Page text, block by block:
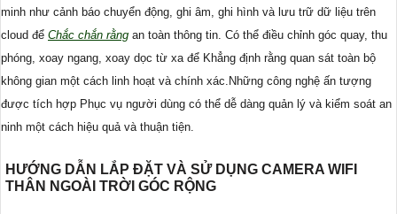
minh như cảnh báo chuyển động, ghi âm, ghi hình và lưu trữ dữ liệu trên
cloud để Chắc chắn rằng an toàn thông tin. Có thể điều chỉnh góc quay, thu
phóng, xoay ngang, xoay dọc từ xa để Khẳng định rằng quan sát toàn bộ
không gian một cách linh hoạt và chính xác.Những công nghệ ấn tượng
được tích hợp Phục vụ người dùng có thể dễ dàng quản lý và kiểm soát an
ninh một cách hiệu quả và thuận tiện.
HƯỚNG DẪN LẮP ĐẶT VÀ SỬ DỤNG CAMERA WIFI
THÂN NGOÀI TRỜI GÓC RỘNG